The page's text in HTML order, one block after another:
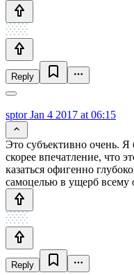
Reply
sptorJan 4 2017 at 06:15
Это субъективно очень. Я
скорее впечатление, что
казаться офигенно
самоцелью в ущерб всему
Reply